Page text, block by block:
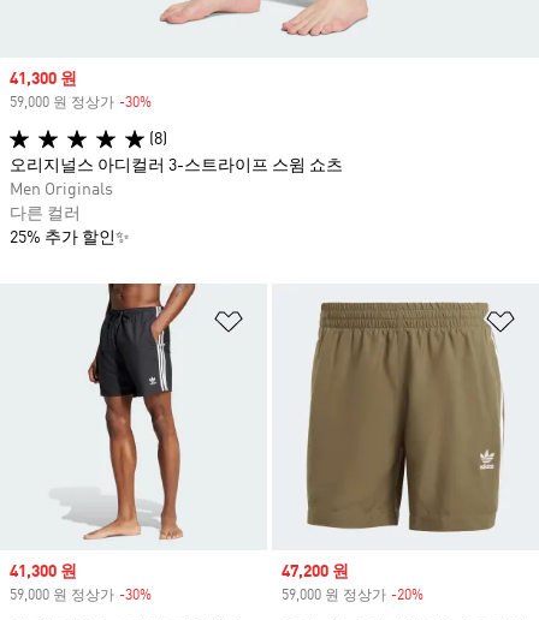
위시리스트 담기
Sale price
41,300 원
59,000 원 정상가 -30%
Sale price
47,200 원
59,000 원 정상가 -20%
Sale price
41,300 원
59,000 원 정상가 -30%
(8)
오리지널스 아디컬러 3-스트라이프 스윔 쇼츠
Men Originals
다른 컬러
25% 추가 할인✨